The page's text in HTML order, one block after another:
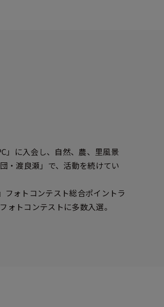
」に入会し、自然、農、里風景
・渡良瀬」で、活動を続けてい
ォトコンテスト総合ポイントラ
トコンテストに多数入選。